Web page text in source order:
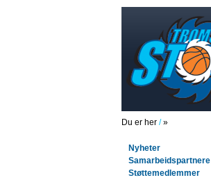
Du er her /»
Nyheter
Samarbeidspartnere
Støttemedlemmer